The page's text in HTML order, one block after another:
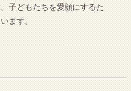
子どもたちを愛顔にするた
ます。